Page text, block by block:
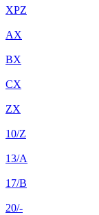
XPZ
AX
BX
CX
ZX
10/Z
13/A
17/B
20/-